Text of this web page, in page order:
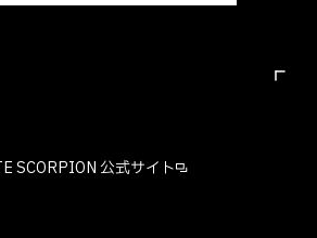
SCORPION 公式サイト